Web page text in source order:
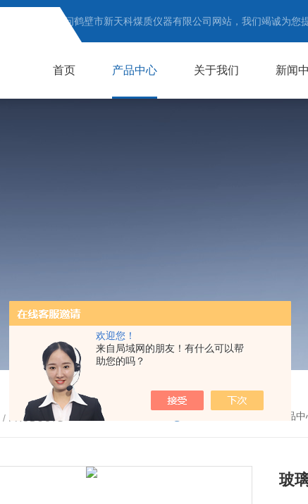
欢迎您！
来自局域网的朋友！有什么可以帮
助您的吗？
欢迎访问鹤壁市新天科煤质仪器有限公司网站，我们竭诚为您
首页 产品中心 关于我们 新闻
/ PRODUCTS 产品
玻